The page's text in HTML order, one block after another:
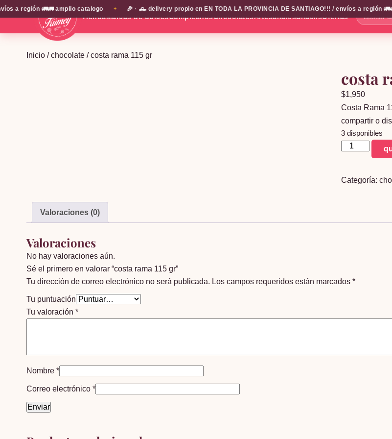
a región 🚛🚛 amplio catalogo ✦ 🎉 · 🛻 delivery propio en EN TODA LA PROVINCIA DE SANTIAGO!!! / envíos a región 🚛🚛
TiendaMarcas de dulcesCumpleañosChocolatesArtesanalesSnacksOfertas
Buscar
dulces...
Inicio/chocolate/ costa rama 115 gr
costa
$1,950
Costa Rama
compartir o
3 disponibles
costa
gr
Categoría:
Valoraciones (0)
Valoraciones
No hay valoraciones aún.
Sé el primero en valorar “costa rama 115 gr”
Tu dirección de correo electrónico no será publicada. Los campos requeridos están marcados *
Tu puntuación
Tu valoración *
Nombre *
Correo electrónico *